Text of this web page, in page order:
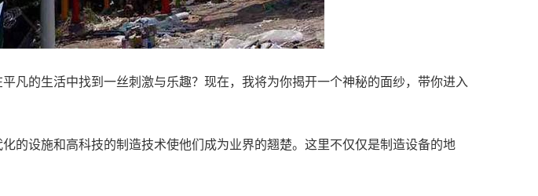
凡的生活中找到一丝刺激与乐趣？现在，我将为你揭开一个神秘的面纱，带你进入
的设施和高科技的制造技术使他们成为业界的翘楚。这里不仅仅是制造设备的地